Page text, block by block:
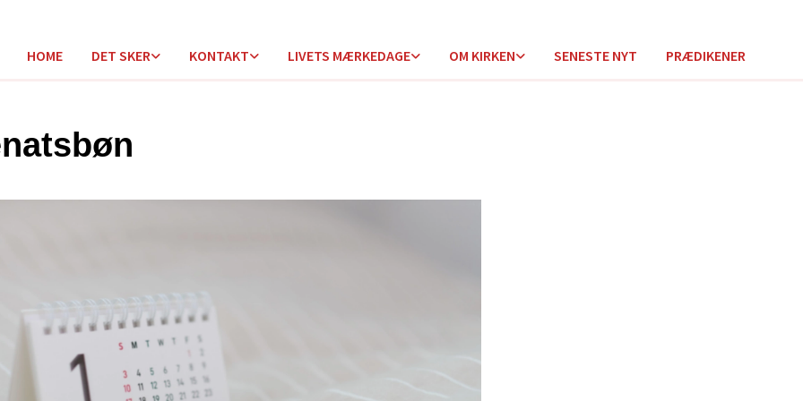
HOME DET SKER KONTAKT LIVETS MÆRKEDAGE OM KIRKEN SENESTE NYT PRÆDIKENER